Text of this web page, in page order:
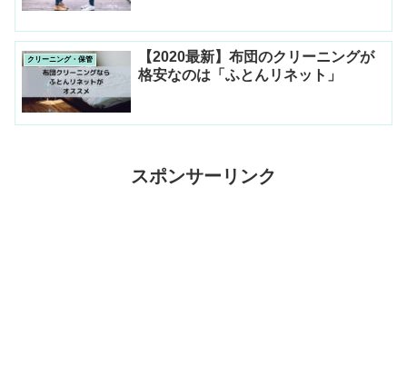
クリーニング・保管
【2020最新】布団のクリーニングが
格安なのは「ふとんリネット」
スポンサーリンク